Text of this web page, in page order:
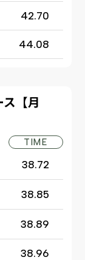
42.70
44.08
【月
TIME
38.72
38.85
38.89
38.96